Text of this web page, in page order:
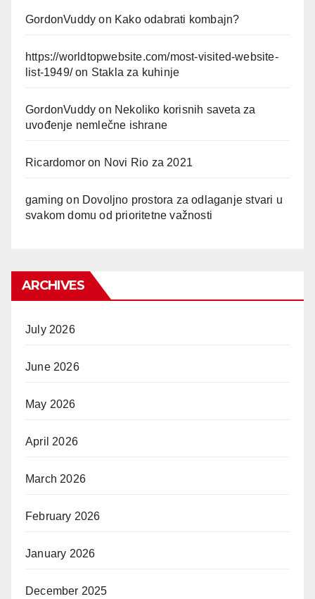
GordonVuddy on Kako odabrati kombajn?
https://worldtopwebsite.com/most-visited-website-
list-1949/on Stakla za kuhinje
GordonVuddy on Nekoliko korisnih saveta za
uvođenje nemlečne ishrane
Ricardomor on Novi Rio za 2021
gaming on Dovoljno prostora za odlaganje stvari u
svakom domu od prioritetne važnosti
ARCHIVES
July 2026
June 2026
May 2026
April 2026
March 2026
February 2026
January 2026
December 2025